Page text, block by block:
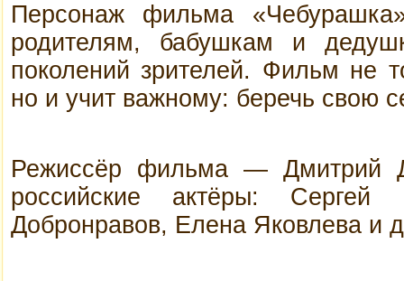
Персонаж фильма
родителям, бабушкам и
поколений зрителей. Фильм не
но и учит важному: беречь свою
Режиссёр фильма — Дмитрий
российские актёры:
Добронравов, Елена Яковлева и